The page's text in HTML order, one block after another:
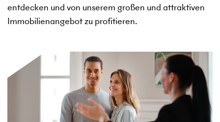
entdecken und von unserem großen und attraktiven
Immobilienangebot zu profitieren.